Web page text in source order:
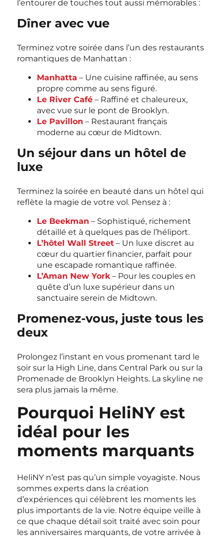
l’entourer de touches tout aussi mémorables :
Dîner avec vue
Terminez votre soirée dans l’un des restaurants
romantiques de Manhattan :
Manhatta – Une cuisine raffinée, au sens
propre comme au sens figuré.
Le River Café – Raffiné et chaleureux,
avec vue sur le pont de Brooklyn.
Le Pavillon – Restaurant français
moderne au cœur de Midtown.
Un séjour dans un hôtel de
luxe
Terminez la soirée en beauté dans un hôtel qui
reflète la magie de votre vol. Pensez à :
Le Beekman – Sophistiqué, richement
détaillé et à quelques pas de l’héliport.
L’hôtel Wall Street – Un luxe discret au
cœur du quartier financier, parfait pour
une escapade romantique raffinée.
L’Aman New York– Pour les couples en
quête d’un luxe supérieur dans un
sanctuaire serein de Midtown.
Promenez-vous, juste tous les
deux
Prolongez l’instant en vous promenant tard le
soir sur la High Line, dans Central Park ou sur la
Promenade de Brooklyn Heights. La skyline ne
sera plus jamais la même.
Pourquoi HeliNY est
idéal pour les
moments marquants
HeliNY n’est pas qu’un simple voyagiste. Nous
sommes experts dans la création
d’expériences qui célèbrent les moments les
plus importants de la vie. Notre équipe veille à
ce que chaque détail soit traité avec soin pour
les anniversaires marquants, de votre arrivée à